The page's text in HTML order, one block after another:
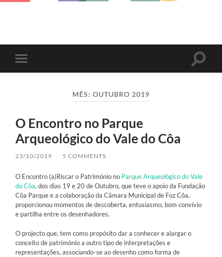
Toggle
mobile
Toggle
MÊS: OUTUBRO 2019
O Encontro no Parque
Arqueológico do Vale do Côa
23/10/2019 / 5 COMMENTS
O Encontro (a)Riscar o Património no Parque Arqueológico do Vale
do Côa, dos dias 19 e 20 de Outubro, que teve o apoio da Fundação
Côa Parque e a colaboração da Câmara Municipal de Foz Côa,
proporcionou momentos de descoberta, entusiasmo, bom convívio
e partilha entre os desenhadores.
O projecto que, tem como propósito dar a conhecer e alargar o
conceito de património a outro tipo de interpretações e
representações, associando-se ao desenho como forma de